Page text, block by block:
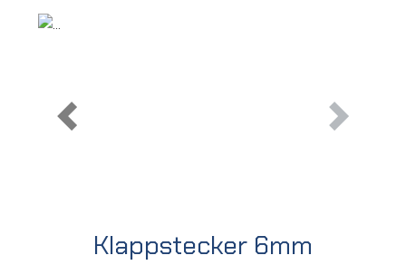
Klappstecker 6mm